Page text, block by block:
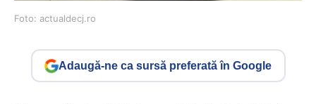
Foto: actualdecj.ro
Adaugă-ne ca sursă preferată în Google